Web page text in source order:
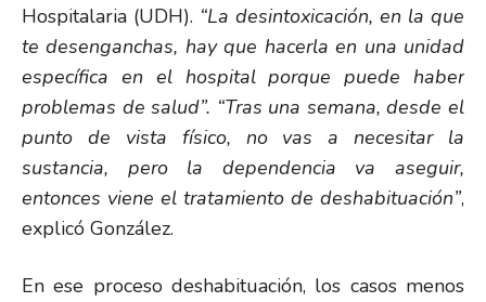
Hospitalaria (UDH). “La desintoxicación, en la que
te desenganchas, hay que hacerla en una unidad
específica en el hospital porque puede haber
problemas de salud”. “Tras una semana, desde el
punto de vista físico, no vas a necesitar la
sustancia, pero la dependencia va aseguir,
entonces viene el tratamiento de deshabituación”,
explicó González.
En ese proceso deshabituación, los casos menos